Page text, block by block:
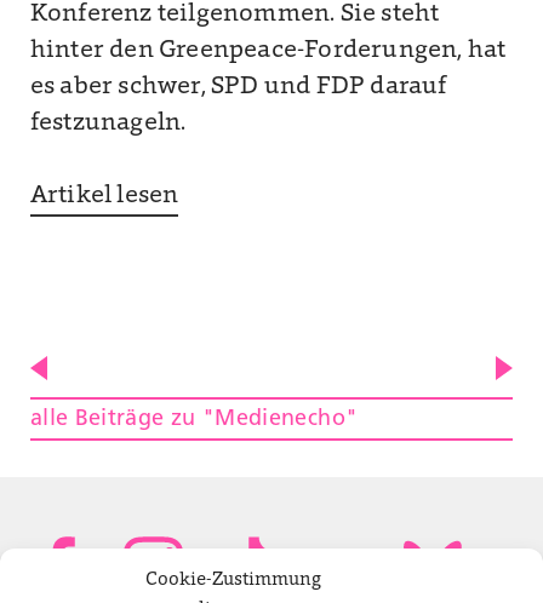
Cookie-Zustimmung
Konferenz teilgenommen. Sie steht
hinter den Greenpeace-Forderungen, hat
es aber schwer, SPD und FDP darauf
festzunageln.
Artikel lesen
alle Beiträge zu "Medienecho"